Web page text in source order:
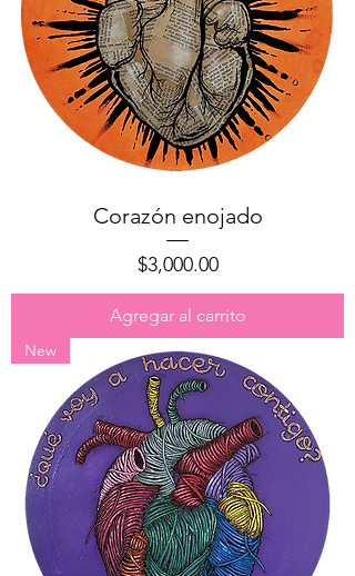
Corazón enojado
Precio
$3,000.00
Agregar al carrito
New